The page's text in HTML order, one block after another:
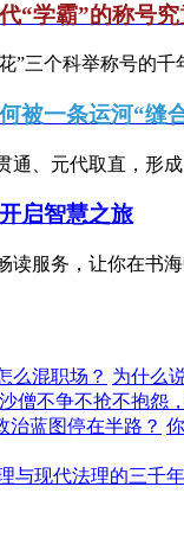
“学霸”的称号究
”三个科举称号的
被一条运河“缝
通、元代取直，形
启智慧之旅
读服务，让你在书
么混职场？ 为什么
沙僧不争不抢不抱怨
治蓝图停在半路？
与现代法理的三千